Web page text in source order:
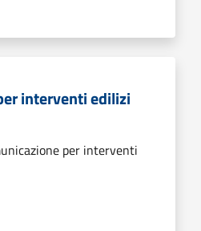
interventi edilizi
per interventi